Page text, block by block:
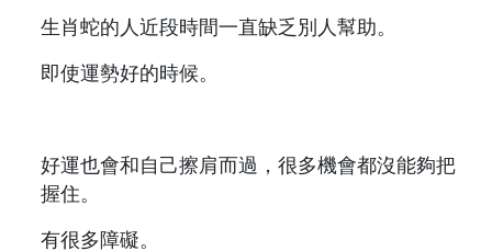
生肖蛇的人近段時間一直缺乏別人幫助。
即使運勢好的時候。
好運也會和自己擦肩而過，很多機會都沒能夠把
握住。
有很多障礙。